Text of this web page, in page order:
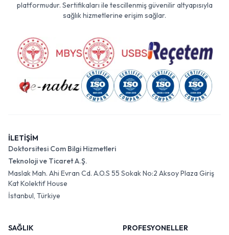
platformudur. Sertifikaları ile tescillenmiş güvenilir altyapısıyla
sağlık hizmetlerine erişim sağlar.
İLETİŞİM
Doktorsitesi Com Bilgi Hizmetleri
Teknoloji ve Ticaret A.Ş.
Maslak Mah. Ahi Evran Cd. A.O.S 55 Sokak No:2 Aksoy Plaza Giriş
Kat Kolektif House
İstanbul, Türkiye
SAĞLIK
PROFESYONELLER